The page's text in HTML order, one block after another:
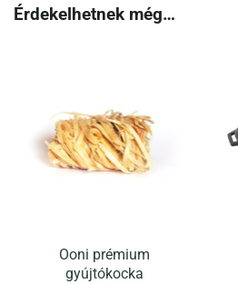
Érdekelhetnek még…
Ooni prémium
gyújtókocka